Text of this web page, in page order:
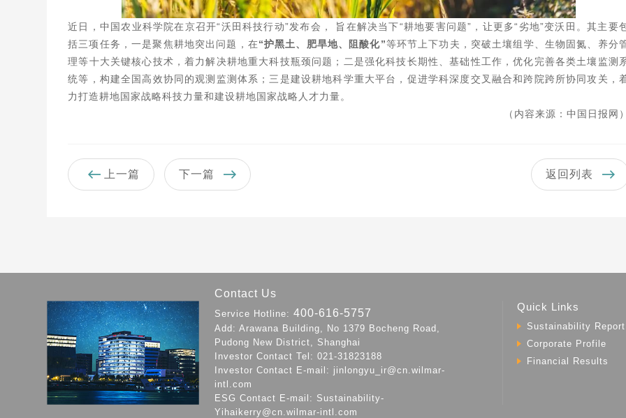
近日，中国农业科学院在京召开“沃田科技行动”发布会， 旨在解决当下“耕地要害问题”，让更多“劣地”变沃田。其主要
括三项任务，一是聚焦耕地突出问题，在“护黑土、肥旱地、阻酸化”等环节上下功夫，突破土壤组学、生物固氮、养分
理等十大关键核心技术，着力解决耕地重大科技瓶颈问题；二是强化科技长期性、基础性工作，优化完善各类土壤监测
统等，构建全国高效协同的观测监测体系；三是建设耕地科学重大平台，促进学科深度交叉融合和跨院跨所协同攻关，
力打造耕地国家战略科技力量和建设耕地国家战略人才力量。
（内容来源：中国日报网
上一篇 下一篇 返回列表
Contact Us
Service Hotline:400-616-5757
Add: Arawana Building, No 1379 Bocheng Road,
Pudong New District, Shanghai
Investor Contact Tel: 021-31823188
Investor Contact E-mail: jinlongyu_ir@cn.wilmar-
intl.com
ESG Contact E-mail: Sustainability-
Yihaikerry@cn.wilmar-intl.com
Quick Links
Sustainability Report
Corporate Profile
Financial Results